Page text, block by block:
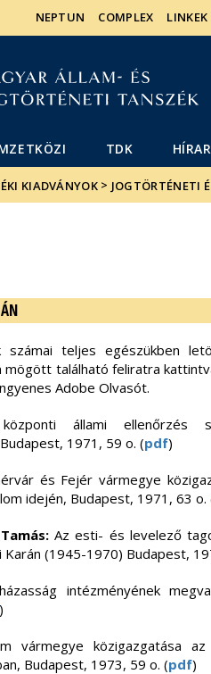
NEPTUN COMPLEX LINKEK
TDK
KIADVÁNYOK > JOGTÖRTÉNETI
teljes egészükben
található feliratra
Adobe Olvasót.
állami ellenőrzés
1971, 59 o. (pdf)
és Fejér vármegye
idején, Budapest, 1971, 63 o.
Az esti- és levelező
Karán (1945-1970) Budapest,
intézményének
vármegye közigazgatása
Budapest, 1973, 59 o. (pdf)